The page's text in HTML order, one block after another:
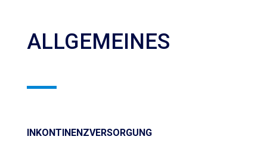
ALLGEMEINES
INKONTINENZVERSORGUNG